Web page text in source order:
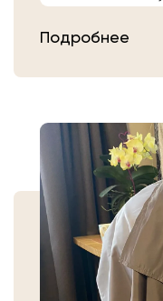
Затем плотно
аккуратно
Или просто
Волос».
Подробнее